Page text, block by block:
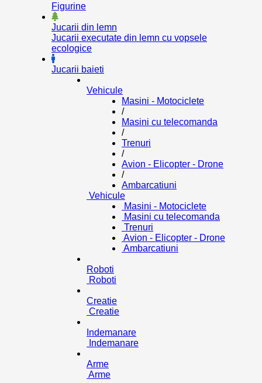
Figurine
Jucarii din lemn
Jucarii executate din lemn cu vopsele
ecologice
Jucarii baieti
Vehicule
Masini - Motociclete
/
Masini cu telecomanda
/
Trenuri
/
Avion - Elicopter - Drone
/
Ambarcatiuni
Vehicule
Masini - Motociclete
Masini cu telecomanda
Trenuri
Avion - Elicopter - Drone
Ambarcatiuni
Roboti
Roboti
Creatie
Creatie
Indemanare
Indemanare
Arme
Arme